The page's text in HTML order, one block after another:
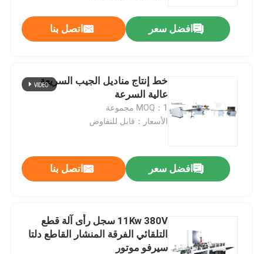
افضل سعر اتصل بنا
خط إنتاج مناديل الجيب السريعة
عالية السرعة
MOQ：1 مجموعة
الأسعار：قابل للتفاوض
افضل سعر اتصل بنا
11Kw 380V سجل رأى آلة قطع
التلقائي الفرقة المنشار القاطع دلتا
سيرفو موتور